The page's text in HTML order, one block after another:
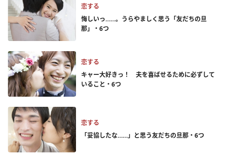
恋する
悔しいっ……。うらやましく思う「友だちの旦
那」・6つ
恋する
キャー大好きっ！ 夫を喜ばせるために必ずして
いること・6つ
恋する
「妥協したな……」と思う友だちの旦那・6つ